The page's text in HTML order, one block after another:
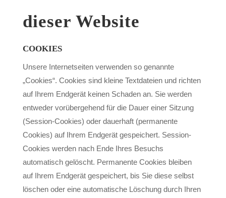
dieser Website
COOKIES
Unsere Internetseiten verwenden so genannte
„Cookies“. Cookies sind kleine Textdateien und richten
auf Ihrem Endgerät keinen Schaden an. Sie werden
entweder vorübergehend für die Dauer einer Sitzung
(Session-Cookies) oder dauerhaft (permanente
Cookies) auf Ihrem Endgerät gespeichert. Session-
Cookies werden nach Ende Ihres Besuchs
automatisch gelöscht. Permanente Cookies bleiben
auf Ihrem Endgerät gespeichert, bis Sie diese selbst
löschen oder eine automatische Löschung durch Ihren